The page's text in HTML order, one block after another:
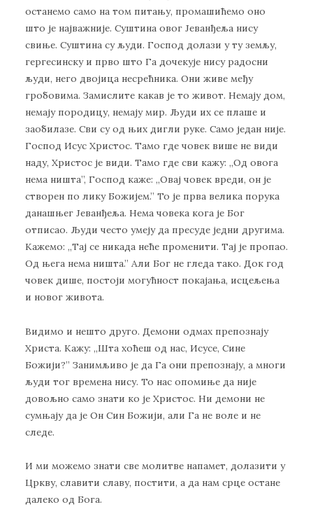
останемо само на том питању, промашићемо оно
што је најважније. Суштина овог Јеванђеља нису
свиње. Суштина су људи. Господ долази у ту земљу,
гергесинску и прво што Га дочекује нису радосни
људи, него двојица несрећника. Они живе међу
гробовима. Замислите какав је то живот. Немају дом,
немају породицу, немају мир. Људи их се плаше и
заобилазе. Сви су од њих дигли руке. Само један није.
Господ Исус Христос. Тамо где човек више не види
наду, Христос је види. Тамо где сви кажу: ,,Од овога
нема ништа”, Господ каже: ,,Овај човек вреди, он је
створен по лику Божијем.” То је прва велика порука
данашњег Јеванђеља. Нема човека кога је Бог
отписао. Људи често умеју да пресуде једни другима.
Кажемо: ,,Тај се никада неће променити. Тај је пропао.
Од њега нема ништа.” Али Бог не гледа тако. Док год
човек дише, постоји могућност покајања, исцељења
и новог живота.
Видимо и нешто друго. Демони одмах препознају
Христа. Кажу: ,,Шта хоћеш од нас, Исусе, Сине
Божији?” Занимљиво је да Га они препознају, а многи
људи тог времена нису. То нас опомиње да није
довољно само знати ко је Христос. Ни демони не
сумњају да је Он Син Божији, али Га не воле и не
следе.
И ми можемо знати све молитве напамет, долазити у
Цркву, славити славу, постити, а да нам срце остане
далеко од Бога.